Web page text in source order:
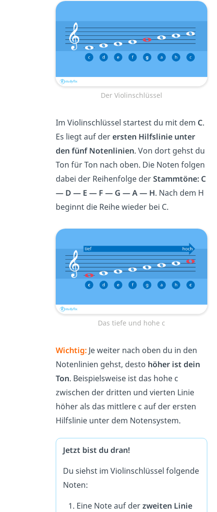
Der Violinschlüssel
Im Violinschlüssel startest du mit dem C.
Es liegt auf derersten Hilfslinie unter
den fünf Notenlinien. Von dort gehst du
Ton für Ton nach oben. Die Noten folgen
dabei der Reihenfolge derStammtöne: C
— D — E — F — G — A — H. Nach dem H
beginnt die Reihe wieder bei C.
Das tiefe und hohe c
Wichtig: Je weiter nach oben du in den
Notenlinien gehst, desto höher ist dein
Ton. Beispielsweise ist das hohe c
zwischen der dritten und vierten Linie
höher als das mittlere c auf der ersten
Hilfslinie unter dem Notensystem.
Jetzt bist du dran!
Du siehst im Violinschlüssel folgende
Noten:
Eine Note auf derzweiten Linie